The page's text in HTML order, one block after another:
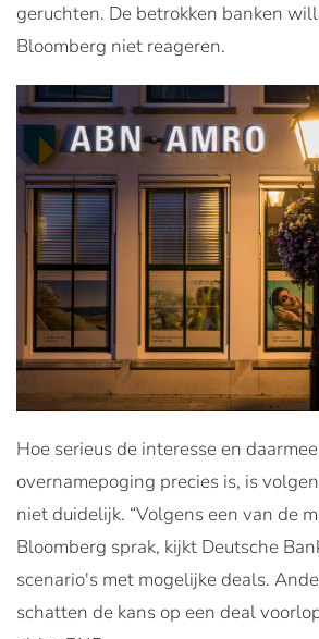
geruchten. De betrokken banken
Bloomberg niet reageren.
Hoe serieus de interesse en
overnamepoging precies is, is
niet duidelijk. “Volgens een van de
Bloomberg sprak, kijkt Deutsche
scenario's met mogelijke deals.
schatten de kans op een deal